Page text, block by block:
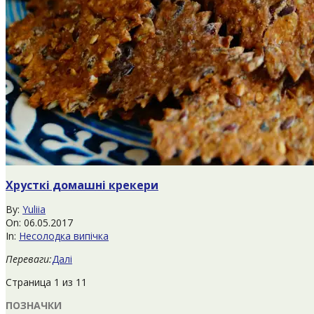
Хрусткі домашні крекери
2017-
05-
06
By: Yuliia
On: 06.05.2017
In: Несолодка випічка
Переваги:Далі
Страница 1 из 1 1
ПОЗНАЧКИ